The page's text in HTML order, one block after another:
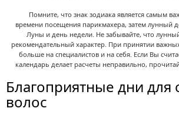
Помните, что знак зодиака является самым
времени посещения парикмахера, затем лунный
Луны и день недели. Не забывайте, что
рекомендательный характер. При принятии
больше на специалистов и на себя. Если Вы
календарь делает расчеты неправильно,
Благоприятные дни для
волос